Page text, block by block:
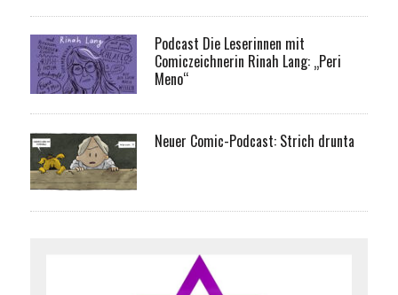
Podcast Die Leserinnen mit
Comiczeichnerin Rinah Lang: „Peri
Meno“
Neuer Comic-Podcast: Strich drunta